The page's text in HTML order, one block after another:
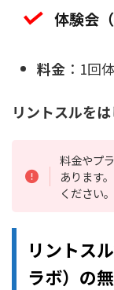
体験会
料金 ：1回
リントスルを
料金やプ
あります
ください。
リントス
ラボ）の